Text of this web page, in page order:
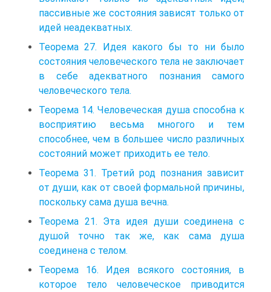
пассивные же состояния зависят только от
идей неадекватных.
Теорема 27. Идея какого бы то ни было
состояния человеческого тела не заключает
в себе адекватного познания самого
человеческого тела.
Теорема 14. Человеческая душа способна к
восприятию весьма многого и тем
способнее, чем в большее число различных
состояний может приходить ее тело.
Теорема 31. Третий род познания зависит
от души, как от своей формальной причины,
поскольку сама душа вечна.
Теорема 21. Эта идея души соединена с
душой точно так же, как сама душа
соединена с телом.
Теорема 16. Идея всякого состояния, в
которое тело человеческое приводится